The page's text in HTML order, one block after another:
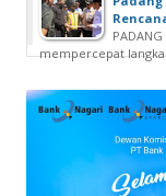
mempercepat